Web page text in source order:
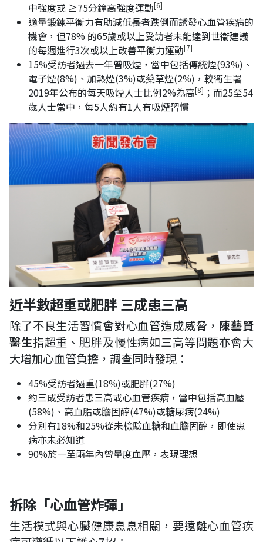
中強度或 ≥75分鐘高強度運動[6]
適量鍛鍊平衡力有助減低長者跌倒而誘發心血管疾病的
機會，但78% 的65歲或以上受訪者未能達到世衞建議
的每週進行3次或以上改善平衡力運動[7]
15%受訪者過去一年曾吸煙，當中包括傳統煙(93%)、
電子煙(8%)、加熱煙(3%)或藥草煙(2%)，較衞生署
2019年公布的每天吸煙人士比例2%為高[8] ；而25至54
歲人士當中，每5人約有1人有吸煙習慣
近半數超重或肥胖 三成患三高
除了不良生活習慣會對心血管造成威脅， 陳藝賢
醫生指超重、肥胖及慢性病如三高等問題亦會大
大增加心血管負擔，調查同時發現：
45%受訪者過重(18%)或肥胖(27%)
約三成受訪者患三高或心血管疾病，當中包括高血壓
(58%)、高血脂或膽固醇(47%)或糖尿病(24%)
分別有18%和25%從未檢驗血糖和血膽固醇，即使患
病亦未必知道
90%於一至兩年內曾量度血壓，表現理想
拆除 「心血管炸彈」
生活模式與心臟健康息息相關，要遠離心血管疾